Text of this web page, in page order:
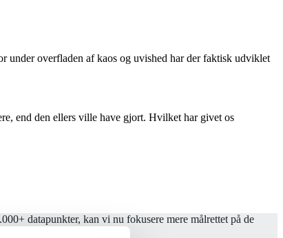
under overfladen af kaos og uvished har der faktisk udviklet
end den ellers ville have gjort. Hvilket har givet os
datapunkter, kan vi nu fokusere mere målrettet på de